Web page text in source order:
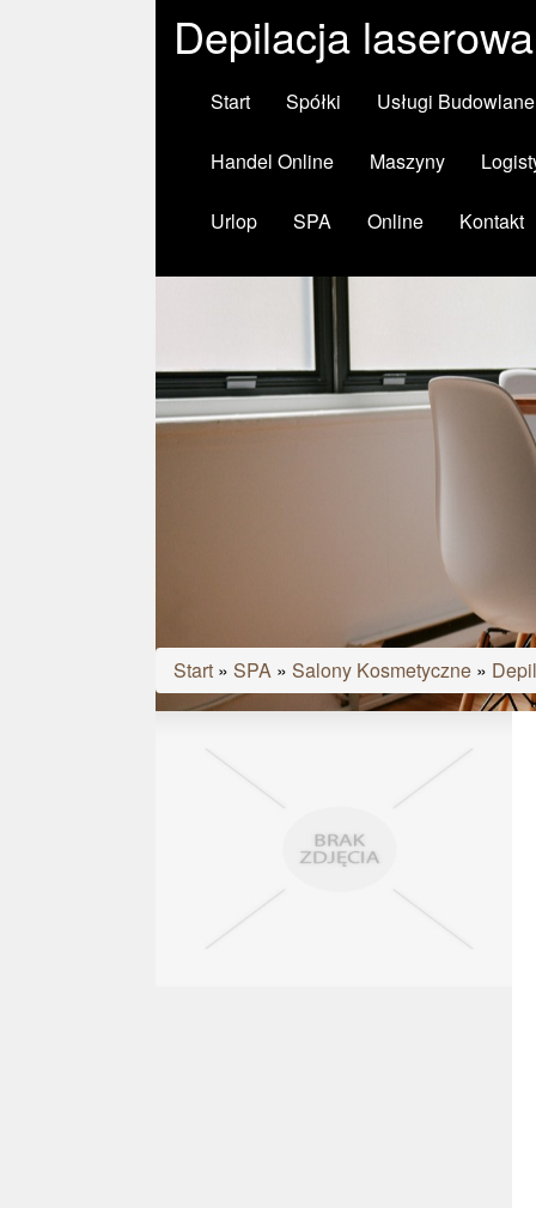
Depilacja
Start Spółki Usługi Budowlane
Handel Online Maszyny
Urlop SPA Online Kontakt
Start » SPA » Salony Kosmetyczne »